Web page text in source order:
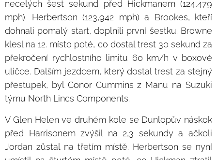
necelých šest sekund před Hickmanem (124,479
mph). Herbertson (123,942 mph) a Brookes, kteří
dohnali pomalý start, doplnili první šestku. Browne
klesl na 12. místo poté, co dostal trest 30 sekund za
překročení rychlostního limitu 60 km/h v boxové
uličce. Dalším jezdcem, který dostal trest za stejný
přestupek, byl Conor Cummins z Manu na Suzuki
týmu North Lincs Components.
V Glen Helen ve druhém kole se Dunlopův náskok
před Harrisonem zvýšil na 2,3 sekundy a ačkoli
Jordan zůstal na třetím místě. Herbertson se nyní